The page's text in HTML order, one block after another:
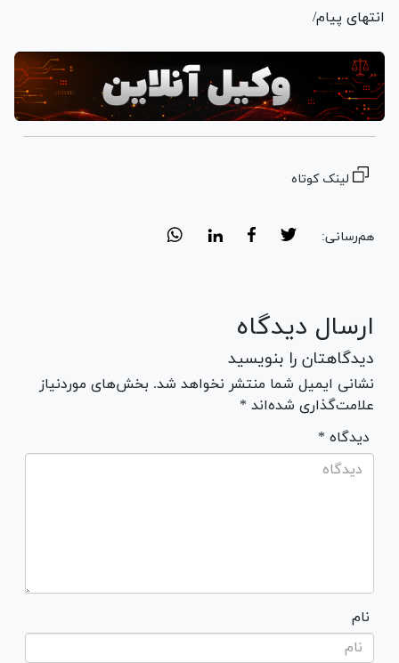
انتهای پیام/
لینک کوتاه
هم‌رسانی:
ارسال دیدگاه
دیدگاهتان را بنویسید
نشانی ایمیل شما منتشر نخواهد شد. بخش‌های موردنیاز
علامت‌گذاری شده‌اند *
* دیدگاه
نام